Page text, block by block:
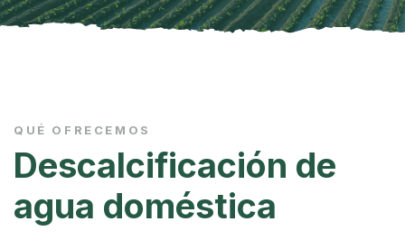
QUÉ OFRECEMOS
Descalcificación de
agua doméstica